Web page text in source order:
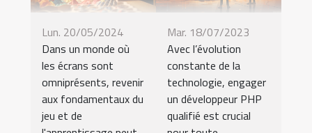
Lun. 20/05/2024
Dans un monde où
les écrans sont
omniprésents, revenir
aux fondamentaux du
jeu et de
Mar. 18/07/2023
Avec l’évolution
constante de la
technologie, engager
un développeur PHP
qualifié est crucial